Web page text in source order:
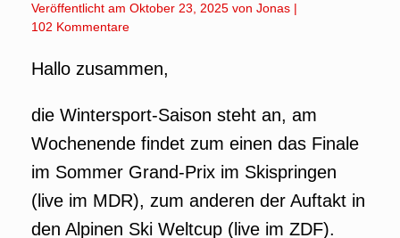
Veröffentlicht am Oktober 23, 2025 von Jonas |
102 Kommentare
Hallo zusammen,
die Wintersport-Saison steht an, am
Wochenende findet zum einen das Finale
im Sommer Grand-Prix im Skispringen
(live im MDR), zum anderen der Auftakt in
den Alpinen Ski Weltcup (live im ZDF).